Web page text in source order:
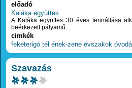
előadó
Kaláka együttes
A Kaláka együttes 30 éves fennállása
beérkezett pályamű.
cimkék
feketerigó tél ének-zene évszakok
Szavazás